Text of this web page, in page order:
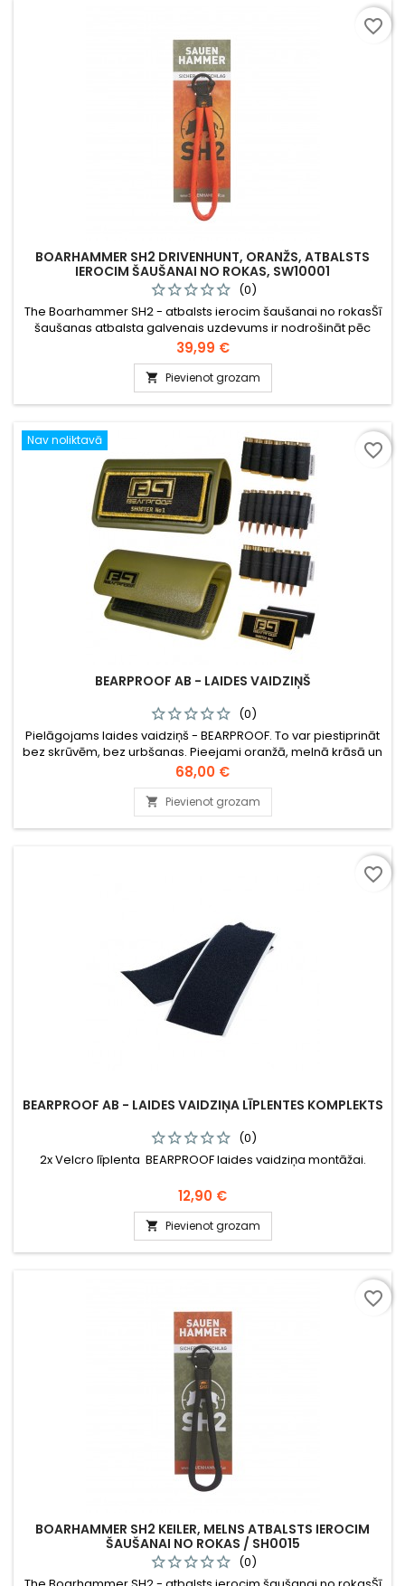
BOARHAMMER SH2 DRIVENHUNT, ORANŽS, ATBALSTS
IEROCIM ŠAUŠANAI NO ROKAS, SW10001
(0)
The Boarhammer SH2 - atbalsts ierocim šaušanai no rokasŠī
šaušanas atbalsta galvenais uzdevums ir nodrošināt pēc
iespējas lielāku kontroli pār ieroci, kad tiek veikts šāviens. Tas
it īpaši piemērots, ja jāraida šāviens uz kustīgu mērķi,
piemēram, skrejošu mežacūku.
Cena
39,99 €
 Pievienot grozam
favorite_border
Nav noliktavā
BEARPROOF AB - LAIDES VAIDZIŅŠ
(0)
Pielāgojams laides vaidziņš - BEARPROOF. To var piestiprināt
bez skrūvēm, bez urbšanas. Pieejami oranžā, melnā krāsā un
zaļā krāsā. Komplektā ar patronu turētāju, kā gludstobra, gan
vītņstobra patronām. Ražots Zviedrijā.
Cena
68,00 €
 Pievienot grozam
favorite_border
BEARPROOF AB - LAIDES VAIDZIŅA LĪPLENTES KOMPLEKTS
(0)
2x Velcro līplenta BEARPROOF laides vaidziņa montāžai.
Cena
12,90 €
 Pievienot grozam
favorite_border
BOARHAMMER SH2 KEILER, MELNS ATBALSTS IEROCIM
ŠAUŠANAI NO ROKAS / SH0015
(0)
favorite_border